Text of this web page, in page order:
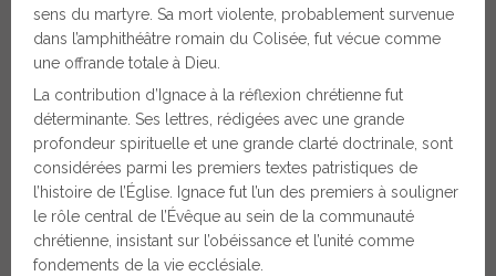
sens du martyre. Sa mort violente, probablement survenue
dans l’amphithéâtre romain du Colisée, fut vécue comme
une offrande totale à Dieu.
La contribution d’Ignace à la réflexion chrétienne fut
déterminante. Ses lettres, rédigées avec une grande
profondeur spirituelle et une grande clarté doctrinale, sont
considérées parmi les premiers textes patristiques de
l’histoire de l’Église. Ignace fut l’un des premiers à souligner
le rôle central de l’Évêque au sein de la communauté
chrétienne, insistant sur l’obéissance et l’unité comme
fondements de la vie ecclésiale.